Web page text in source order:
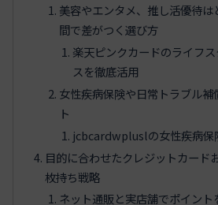
美容やエンタメ、推し活優待
間で差がつく選び方
楽天ピンクカードのライフ
スを徹底活用
女性疾病保険や日常トラブル補
ト
jcbcardwpluslの女性疾病保
目的に合わせたクレジットカード
枚持ち戦略
ネット通販と実店舗でポイン